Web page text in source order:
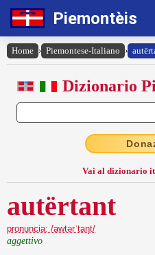
Piemontèis
Home › Piemontese-Italiano ›
Dizionario
Vai al dizionario
autërtant
pronuncia: /awtərˈtaŋt/
aggettivo